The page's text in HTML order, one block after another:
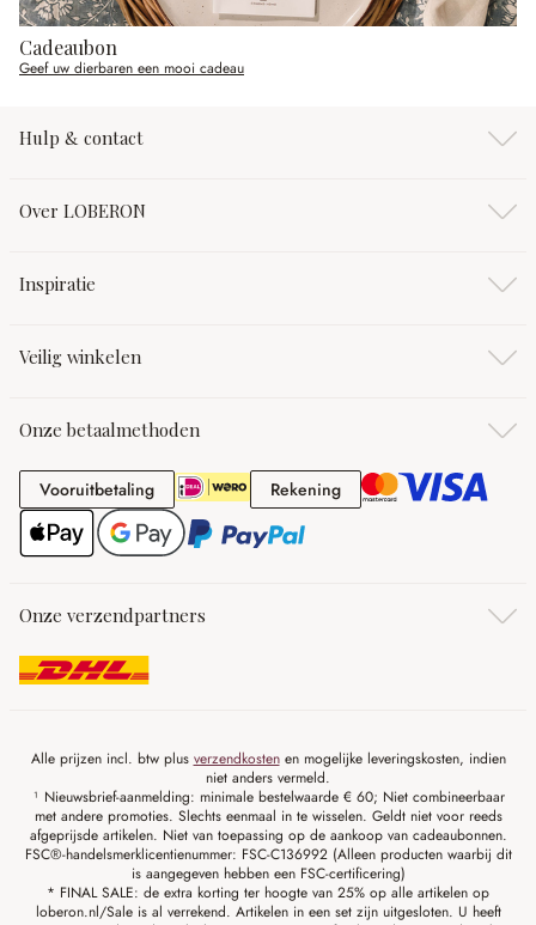
Cadeaubon
Geef uw dierbaren een mooi cadeau
Hulp & contact
Over LOBERON
Inspiratie
Veilig winkelen
Onze betaalmethoden
VooruitbetalingVooruitbetaling RekeningRekening
Onze verzendpartners
Alle prijzen incl. btw plus verzendkostenen mogelijke leveringskosten, indien
niet anders vermeld.
¹ Nieuwsbrief-aanmelding: minimale bestelwaarde € 60; Niet combineerbaar
met andere promoties. Slechts eenmaal in te wisselen. Geldt niet voor reeds
afgeprijsde artikelen. Niet van toepassing op de aankoop van cadeaubonnen.
FSC®-handelsmerklicentienummer: FSC-C136992 (Alleen producten waarbij dit
is aangegeven hebben een FSC-certificering)
* FINAL SALE: de extra korting ter hoogte van 25% op alle artikelen op
loberon.nl/Sale is al verrekend. Artikelen in een set zijn uitgesloten. U heeft